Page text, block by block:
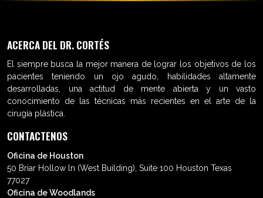
ACERCA DEL DR. CORTÉS
El siempre busca la mejor manera de lograr los objetivos de los
pacientes teniendo un ojo agudo, habilidades altamente
desarrolladas, una actitud de mente abierta y un vasto
conocimiento de las técnicas más recientes en el arte de la
cirugía plástica.
CONTACTENOS
Oficina de Houston
50 Briar Hollow ln (West Building), Suite 100 Houston Texas
77027
Oficina de Woodlands